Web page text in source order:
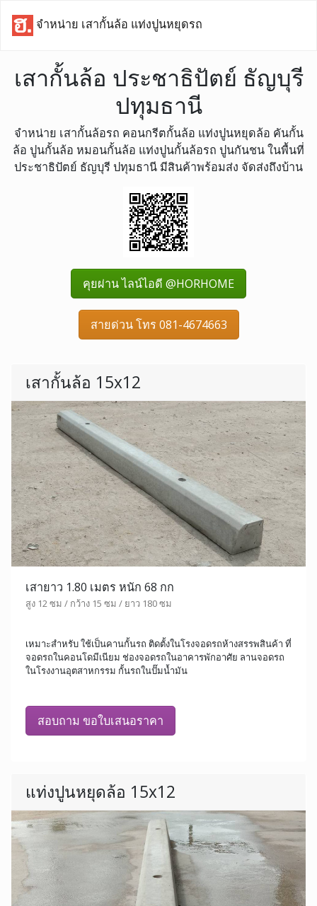
จำหน่าย เสากั้นล้อ แท่งปูนหยุดรถ
เสากั้นล้อ ประชาธิปัตย์ ธัญบุรี
ปทุมธานี
จำหน่าย เสากั้นล้อรถ คอนกรีตกั้นล้อ แท่งปูนหยุดล้อ คันกั้น
ล้อ ปูนกั้นล้อ หมอนกั้นล้อ แท่งปูนกั้นล้อรถ ปูนกันชน ในพื้นที่
ประชาธิปัตย์ ธัญบุรี ปทุมธานี มีสินค้าพร้อมส่ง จัดส่งถึงบ้าน
คุยผ่าน ไลน์ไอดี @HORHOME
สายด่วน โทร 081-4674663
เสากั้นล้อ 15x12
เสายาว 1.80 เมตร หนัก 68 กก
สูง 12 ซม / กว้าง 15 ซม / ยาว 180 ซม
เหมาะสำหรับ ใช้เป็นคานกั้นรถ ติดตั้งในโรงจอดรถห้างสรรพสินค้า ที่
จอดรถในคอนโดมีเนียม ช่องจอดรถในอาคารพักอาศัย ลานจอดรถ
ในโรงงานอุตสาหกรรม กั้นรถในปั๊มน้ำมัน
สอบถาม ขอใบเสนอราคา
แท่งปูนหยุดล้อ 15x12